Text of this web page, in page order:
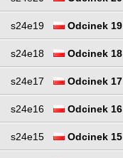
s24e19 Odcinek 19
s24e18 Odcinek 18
s24e17 Odcinek 17
s24e16 Odcinek 16
s24e15 Odcinek 15